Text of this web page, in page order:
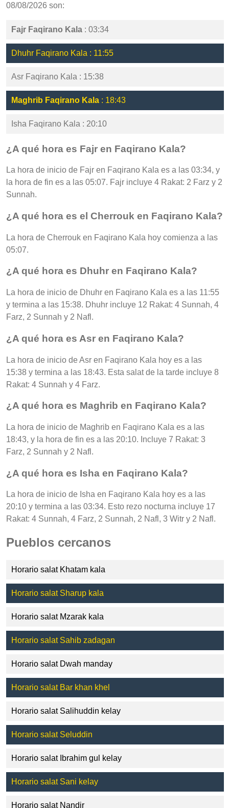
08/08/2026 son:
Fajr Faqirano Kala : 03:34
Dhuhr Faqirano Kala : 11:55
Asr Faqirano Kala : 15:38
Maghrib Faqirano Kala : 18:43
Isha Faqirano Kala : 20:10
¿A qué hora es Fajr en Faqirano Kala?
La hora de inicio de Fajr en Faqirano Kala es a las 03:34, y
la hora de fin es a las 05:07. Fajr incluye 4 Rakat: 2 Farz y 2
Sunnah.
¿A qué hora es el Cherrouk en Faqirano Kala?
La hora de Cherrouk en Faqirano Kala hoy comienza a las
05:07.
¿A qué hora es Dhuhr en Faqirano Kala?
La hora de inicio de Dhuhr en Faqirano Kala es a las 11:55
y termina a las 15:38. Dhuhr incluye 12 Rakat: 4 Sunnah, 4
Farz, 2 Sunnah y 2 Nafl.
¿A qué hora es Asr en Faqirano Kala?
La hora de inicio de Asr en Faqirano Kala hoy es a las
15:38 y termina a las 18:43. Esta salat de la tarde incluye 8
Rakat: 4 Sunnah y 4 Farz.
¿A qué hora es Maghrib en Faqirano Kala?
La hora de inicio de Maghrib en Faqirano Kala es a las
18:43, y la hora de fin es a las 20:10. Incluye 7 Rakat: 3
Farz, 2 Sunnah y 2 Nafl.
¿A qué hora es Isha en Faqirano Kala?
La hora de inicio de Isha en Faqirano Kala hoy es a las
20:10 y termina a las 03:34. Esto rezo nocturna incluye 17
Rakat: 4 Sunnah, 4 Farz, 2 Sunnah, 2 Nafl, 3 Witr y 2 Nafl.
Pueblos cercanos
Horario salat Khatam kala
Horario salat Sharup kala
Horario salat Mzarak kala
Horario salat Sahib zadagan
Horario salat Dwah manday
Horario salat Bar khan khel
Horario salat Salihuddin kelay
Horario salat Seluddin
Horario salat Ibrahim gul kelay
Horario salat Sani kelay
Horario salat Nandir